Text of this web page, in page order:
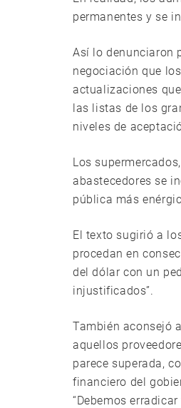
permanentes y se
Así lo denunciaron
negociación que
actualizaciones
las listas de los
niveles de
Los
abastecedores se
pública más
El texto sugirió a
procedan en
del dólar con un
injustificados”.
También aconsejó
aquellos
parece superada,
financiero del
“Debemos